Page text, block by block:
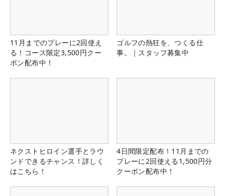
11月までのプレーに2回使え
る！コース限定3,500円クー
ポン配布中！
ゴルフの熱狂を、つくる仕
事。｜スタッフ募集中
ネクストヒロイン選手とラウ
ンドできるチャンス！詳しく
はこちら！
4日間限定配布！11月までの
プレーに2回使える1,500円分
クーポン配布中！